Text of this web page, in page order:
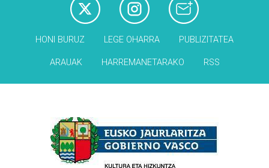
HONI BURUZ LEGE OHARRA PUBLIZITATEA
ARAUAK HARREMANETARAKO RSS